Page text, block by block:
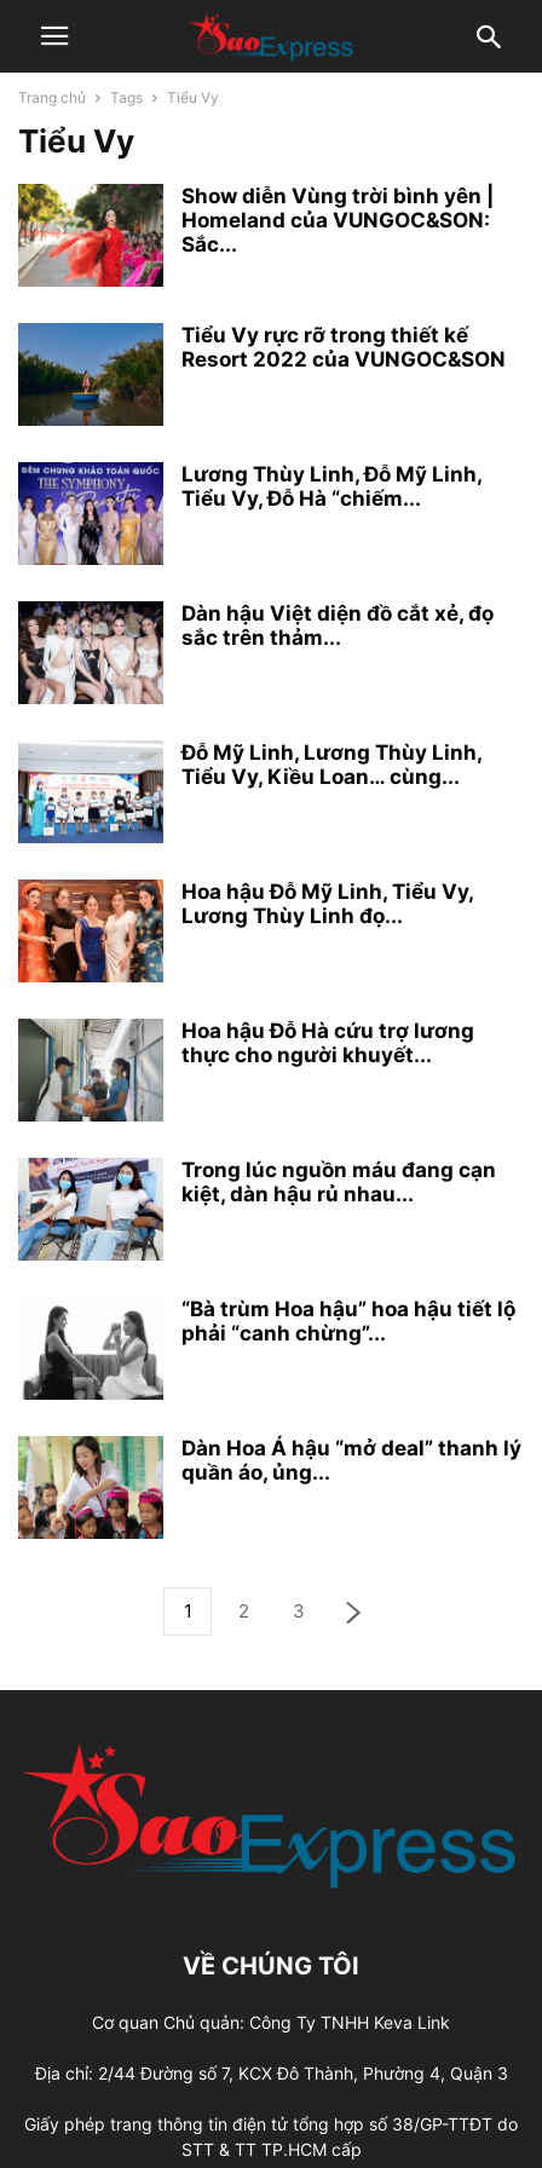
Trang chủ Tags Tiểu Vy
Tiểu Vy
Show diễn Vùng trời bình yên |
Homeland của VUNGOC&SON:
Sắc...
Tiểu Vy rực rỡ trong thiết kế
Resort 2022 của VUNGOC&SON
Lương Thùy Linh, Đỗ Mỹ Linh,
Tiểu Vy, Đỗ Hà “chiếm...
Dàn hậu Việt diện đồ cắt xẻ, đọ
sắc trên thảm...
Đỗ Mỹ Linh, Lương Thùy Linh,
Tiểu Vy, Kiều Loan… cùng...
Hoa hậu Đỗ Mỹ Linh, Tiểu Vy,
Lương Thùy Linh đọ...
Hoa hậu Đỗ Hà cứu trợ lương
thực cho người khuyết...
Trong lúc nguồn máu đang cạn
kiệt, dàn hậu rủ nhau...
“Bà trùm Hoa hậu” hoa hậu tiết lộ
phải “canh chừng”...
Dàn Hoa Á hậu “mở deal” thanh lý
quần áo, ủng...
1 2 3
VỀ CHÚNG TÔI
Cơ quan Chủ quản: Công Ty TNHH Keva Link
Địa chỉ: 2/44 Đường số 7, KCX Đô Thành, Phường 4, Quận 3
Giấy phép trang thông tin điện tử tổng hợp số 38/GP-TTĐT do
STT & TT TP.HCM cấp